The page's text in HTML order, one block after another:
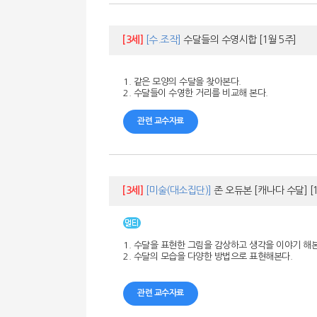
[3세] [수.조작] 수달들의 수영시합 [1월 5주]
1. 같은 모양의 수달을 찾아본다.
2. 수달들이 수영한 거리를 비교해 본다.
관련 교수자료
[3세] [미술(대소집단)] 존 오듀본 [캐나다 수달]
1. 수달을 표현한 그림을 감상하고 생각을 이야기 해
2. 수달의 모습을 다양한 방법으로 표현해본다.
관련 교수자료